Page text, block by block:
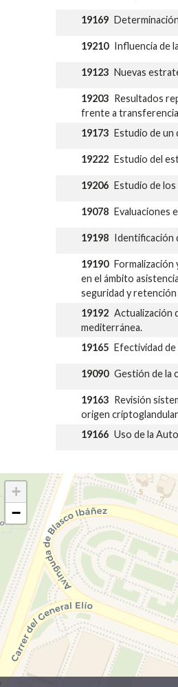
19169
19210 Influencia de
19123 Nuevas
19203 Resultados
frente a
19173 Estudio de un
19222 Estudio del
19206 Estudio de
19078 Evaluaciones
19198 Identificación
19190
en el ámbito
seguridad y
19192 Actualización
mediterránea.
19165 Efectividad
19090 Gestión de la
19163 Revisión
origen
19166 Uso de la
+
−